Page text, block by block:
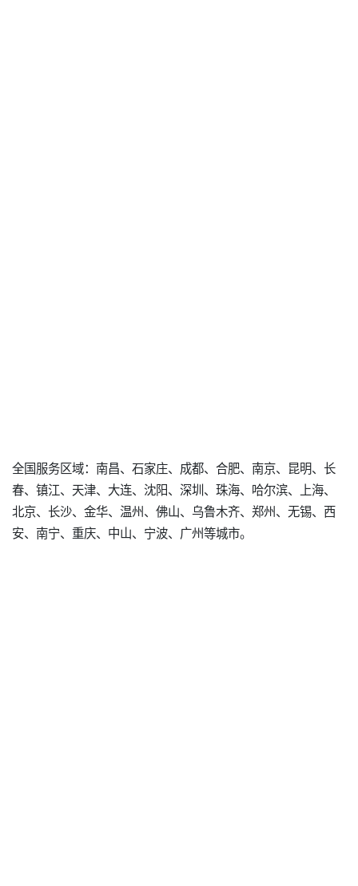
全国服务区域：南昌、石家庄、成都、合肥、南京、昆明、长
春、镇江、天津、大连、沈阳、深圳、珠海、哈尔滨、上海、
北京、长沙、金华、温州、佛山、乌鲁木齐、郑州、无锡、西
安、南宁、重庆、中山、宁波、广州等城市。